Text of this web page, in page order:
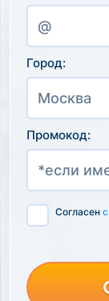
Город:
Промокод:
Согласен